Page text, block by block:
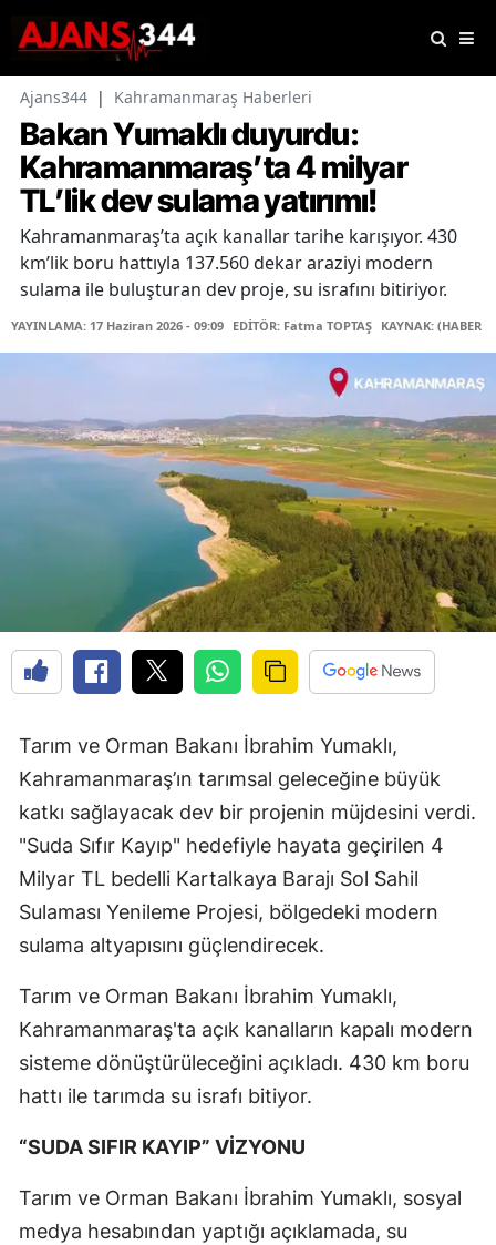
Ajans344 | Kahramanmaraş Haberleri
Bakan Yumaklı duyurdu:
Kahramanmaraş’ta 4 milyar
TL’lik dev sulama yatırımı!
Kahramanmaraş’ta açık kanallar tarihe karışıyor. 430
km’lik boru hattıyla 137.560 dekar araziyi modern
sulama ile buluşturan dev proje, su israfını bitiriyor.
YAYINLAMA: 17 Haziran 2026 - 09:09 EDİTÖR: Fatma TOPTAŞ KAYNAK: (HABER
Tarım ve Orman Bakanı İbrahim Yumaklı,
Kahramanmaraş’ın tarımsal geleceğine büyük
katkı sağlayacak dev bir projenin müjdesini verdi.
"Suda Sıfır Kayıp" hedefiyle hayata geçirilen 4
Milyar TL bedelli Kartalkaya Barajı Sol Sahil
Sulaması Yenileme Projesi, bölgedeki modern
sulama altyapısını güçlendirecek.
Tarım ve Orman Bakanı İbrahim Yumaklı,
Kahramanmaraş'ta açık kanalların kapalı modern
sisteme dönüştürüleceğini açıkladı. 430 km boru
hattı ile tarımda su israfı bitiyor.
“SUDA SIFIR KAYIP” VİZYONU
Tarım ve Orman Bakanı İbrahim Yumaklı, sosyal
medya hesabından yaptığı açıklamada, su